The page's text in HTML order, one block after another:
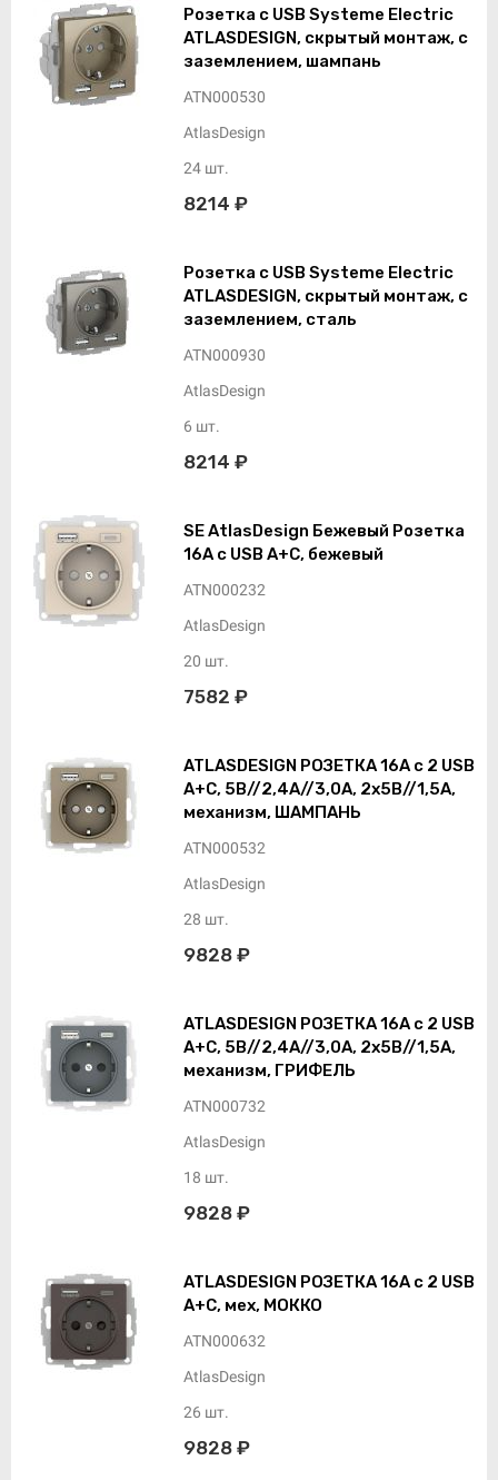
Розетка с USB Systeme Electric
ATLASDESIGN, скрытый монтаж, с
заземлением, шампань
ATN000530
AtlasDesign
24 шт.
8214 ₽
Розетка с USB Systeme Electric
ATLASDESIGN, скрытый монтаж, с
заземлением, сталь
ATN000930
AtlasDesign
6 шт.
8214 ₽
SE AtlasDesign Бежевый Розетка
16А с USB A+C, бежевый
ATN000232
AtlasDesign
20 шт.
7582 ₽
ATLASDESIGN РОЗЕТКА 16А c 2 USB
A+C, 5В//2,4А//3,0А, 2х5В//1,5А,
механизм, ШАМПАНЬ
ATN000532
AtlasDesign
28 шт.
9828 ₽
ATLASDESIGN РОЗЕТКА 16А c 2 USB
A+C, 5В//2,4А//3,0А, 2х5В//1,5А,
механизм, ГРИФЕЛЬ
ATN000732
AtlasDesign
18 шт.
9828 ₽
ATLASDESIGN РОЗЕТКА 16А c 2 USB
A+C, мех, МОККО
ATN000632
AtlasDesign
26 шт.
9828 ₽